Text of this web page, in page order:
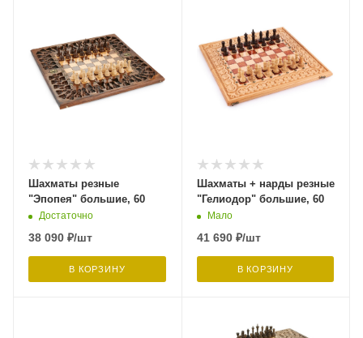
Шахматы резные
"Эпопея" большие, 60
Достаточно
38 090 ₽/шт
В КОРЗИНУ
Шахматы + нарды резные
"Гелиодор" большие, 60
Мало
41 690₽/шт
В КОРЗИНУ